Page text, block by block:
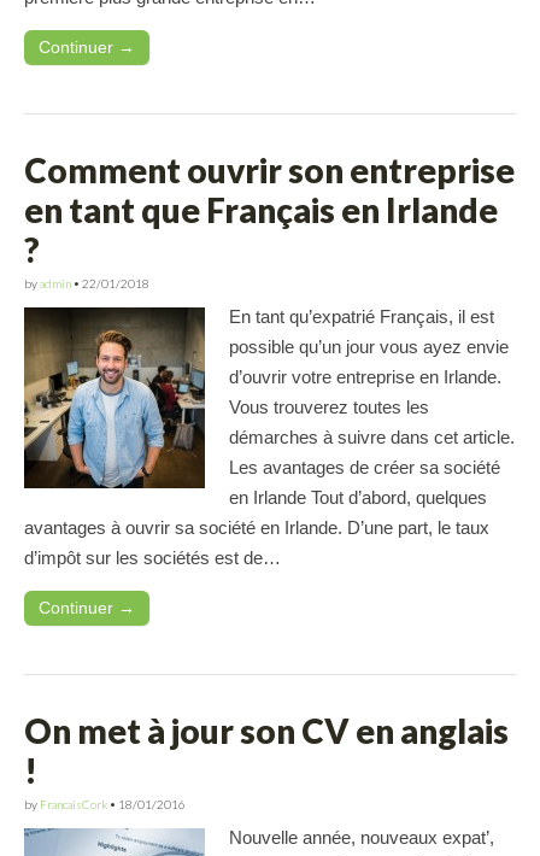
Continuer →
Comment ouvrir son entreprise
en tant que Français en Irlande
?
byadmin • 22/01/2018
En tant qu’expatrié Français, il est
possible qu’un jour vous ayez envie
d’ouvrir votre entreprise en Irlande.
Vous trouverez toutes les
démarches à suivre dans cet article.
Les avantages de créer sa société
en Irlande Tout d’abord, quelques
avantages à ouvrir sa société en Irlande. D’une part, le taux
d’impôt sur les sociétés est de…
Continuer →
On met à jour son CV en anglais
!
by FrancaisCork • 18/01/2016
Nouvelle année, nouveaux expat’,